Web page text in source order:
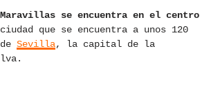
se encuentra en el centro
que se encuentra a unos 120
Sevilla, la capital de la